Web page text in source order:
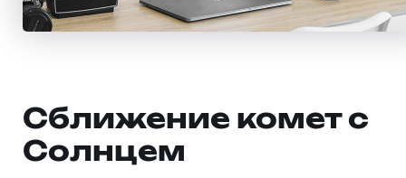
Сближение комет с
Солнцем